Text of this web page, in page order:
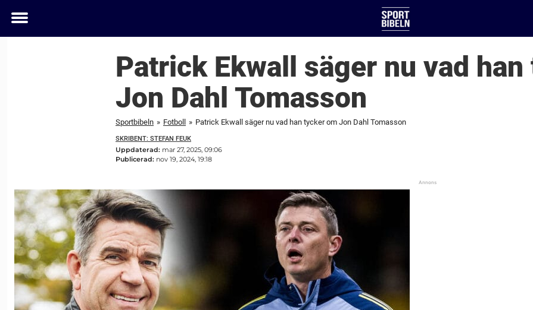
Toggle
Patrick Ekwall säger nu vad
Jon Dahl Tomasson
Sportbibeln » Fotboll » Patrick Ekwall säger nu vad han tycker om Jon Dahl Tomasson
SKRIBENT: STEFAN FEUK
Uppdaterad: mar 27, 2025, 09:06
Publicerad: nov 19, 2024, 19:18